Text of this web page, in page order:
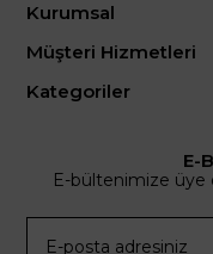
Kurumsal
Müşteri Hizmetleri
Kategoriler
E-
E-bültenimize üye